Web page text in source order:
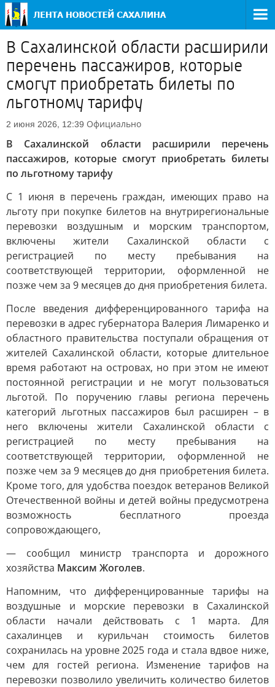
В Сахалинской области расширили
перечень пассажиров, которые
смогут приобретать билеты по
льготному тарифу
2 июня 2026, 12:39 Официально
В Сахалинской области расширили перечень
пассажиров, которые смогут приобретать билеты
по льготному тарифу
C 1 июня в перечень граждан, имеющих право на
льготу при покупке билетов на внутрирегиональные
перевозки воздушным и морским транспортом,
включены жители Сахалинской области с
регистрацией по месту пребывания на
соответствующей территории, оформленной не
позже чем за 9 месяцев до дня приобретения билета.
После введения дифференцированного тарифа на
перевозки в адрес губернатора Валерия Лимаренко и
областного правительства поступали обращения от
жителей Сахалинской области, которые длительное
время работают на островах, но при этом не имеют
постоянной регистрации и не могут пользоваться
льготой. По поручению главы региона перечень
категорий льготных пассажиров был расширен – в
него включены жители Сахалинской области с
регистрацией по месту пребывания на
соответствующей территории, оформленной не
позже чем за 9 месяцев до дня приобретения билета.
Кроме того, для удобства поездок ветеранов Великой
Отечественной войны и детей войны предусмотрена
возможность бесплатного проезда
сопровождающего,
— сообщил министр транспорта и дорожного
хозяйства Максим Жоголев.
Напомним, что дифференцированные тарифы на
воздушные и морские перевозки в Сахалинской
области начали действовать с 1 марта. Для
сахалинцев и курильчан стоимость билетов
сохранилась на уровне 2025 года и стала вдвое ниже,
чем для гостей региона. Изменение тарифов на
перевозки позволило увеличить количество билетов